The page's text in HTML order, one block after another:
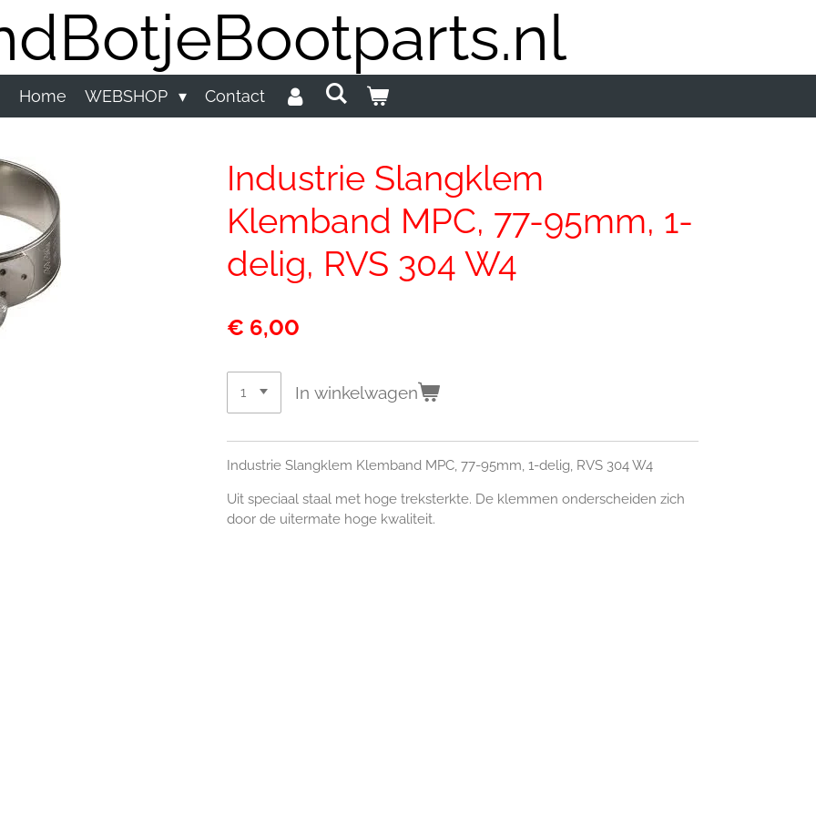
Home WEBSHOP Contact
Industrie Slangklem
Klemband MPC, 77-95mm, 1-
delig, RVS 304 W4
€ 6,00
In winkelwagen
Industrie Slangklem Klemband MPC, 77-95mm, 1-delig, RVS 304 W4
Uit speciaal staal met hoge treksterkte. De klemmen onderscheiden zich
door de uitermate hoge kwaliteit.